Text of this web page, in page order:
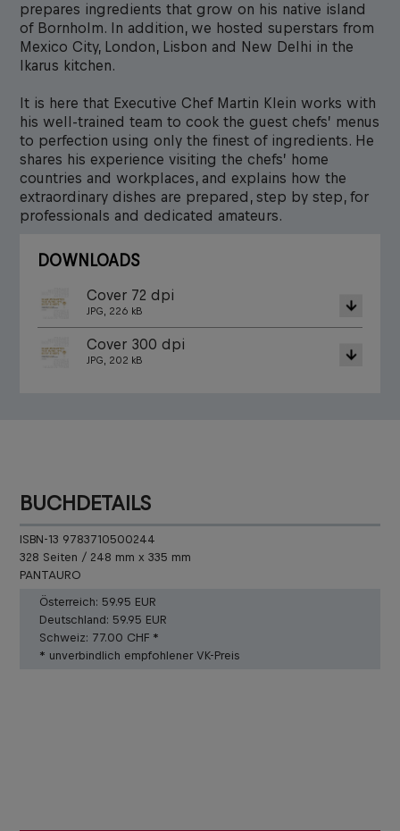
prepares ingredients that grow on his native island
of Bornholm. In addition, we hosted superstars from
Mexico City, London, Lisbon and New Delhi in the
Ikarus kitchen.
It is here that Executive Chef Martin Klein works with
his well-trained team to cook the guest chefs’ menus
to perfection using only the finest of ingredients. He
shares his experience visiting the chefs’ home
countries and workplaces, and explains how the
extraordinary dishes are prepared, step by step, for
professionals and dedicated amateurs.
DOWNLOADS
Cover 72 dpi
JPG, 226 kB
Cover 300 dpi
JPG, 202 kB
BUCHDETAILS
ISBN-13 9783710500244
328 Seiten / 248 mm x 335 mm
PANTAURO
Österreich: 59.95 EUR
Deutschland: 59.95 EUR
Schweiz: 77.00 CHF *
* unverbindlich empfohlener VK-Preis